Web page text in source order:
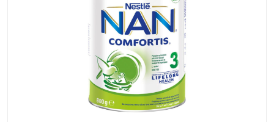
Преходна формула, съобразена с нуждите на
бебета, които вече започват захранване.
NAN 3 – след 12 месеца
Мляко за малки деца, което подпомага растежа и
активното развитие в ранната детска възраст.
В зависимост от конкретния продукт може да